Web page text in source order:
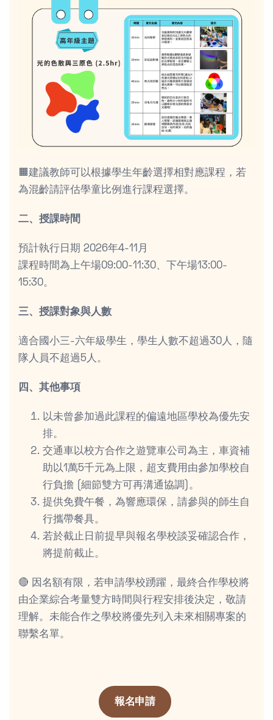
🟧建議教師可以根據學生年齡選擇相對應課程，若
為混齡請評估學童比例進行課程選擇。
二、授課時間
預計執行日期 2026年4-11月
課程時間為上午場09:00-11:30、下午場13:00-
15:30。
三、授課對象與人數
適合國小三-六年級學生，學生人數不超過30人，隨
隊人員不超過5人。
四、其他事項
以未曾參加過此課程的偏遠地區學校為優先安
排。
交通車以校方合作之遊覽車公司為主，車資補
助以1萬5千元為上限，超支費用由參加學校自
行負擔 (細節雙方可再溝通協調)。
提供免費午餐，為響應環保，請參與的師生自
行攜帶餐具。
若於截止日前提早與報名學校談妥確認合作，
將提前截止。
🔴 因名額有限，若申請學校踴躍，最終合作學校將
由企業綜合考量雙方時間與行程安排後決定，敬請
理解。未能合作之學校將優先列入未來相關專案的
聯繫名單。
報名申請